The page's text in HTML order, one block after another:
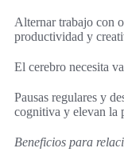
Alternar trabajo con
productividad y
El cerebro necesita
Pausas regulares y
cognitiva y elevan la
Beneficios para